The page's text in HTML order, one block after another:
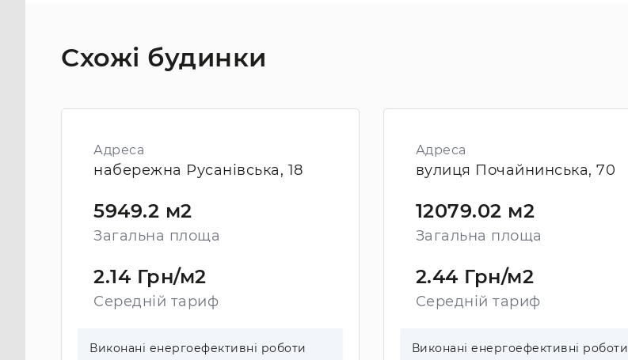
Схожі будинки
Адреса
набережна Русанівська, 18
5949.2 м2
Загальна площа
2.14 Грн/м2
Середній тариф
Виконані енергоефективні роботи
Адреса
вулиця Почайнинська, 70
12079.02 м2
Загальна площа
2.44 Грн/м2
Середній тариф
Виконані енергоефективні роботи